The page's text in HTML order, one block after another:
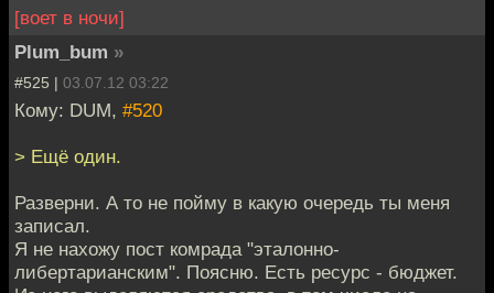
[воет в ночи]
Plum_bum »
#525 | 03.07.12 03:22
Кому: DUM, #520
> Ещё один.
Разверни. А то не пойму в какую очередь ты меня
записал.
Я не нахожу пост комрада "эталонно-
либертарианским". Поясню. Есть ресурс - бюджет.